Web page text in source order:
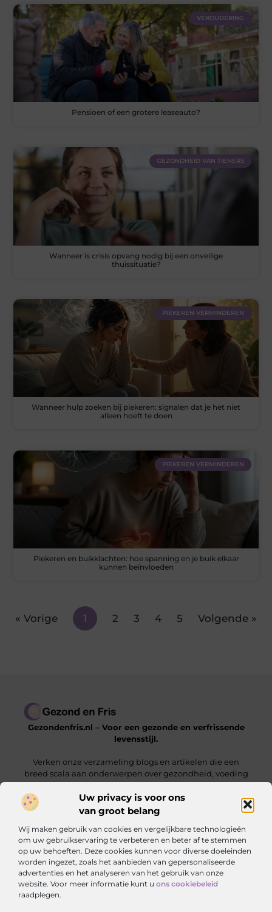
Uw privacy is voor ons
van groot belang
Wij maken gebruik van cookies en vergelijkbare technologieën
om uw gebruikservaring te verbeteren en beter af te stemmen
op uw behoeften. Deze cookies kunnen voor diverse doeleinden
worden ingezet, zoals het aanbieden van gepersonaliseerde
advertenties en het analyseren van het gebruik van onze
website. Voor meer informatie kunt u ons cookiebeleid
raadplegen.
VEROUDERING
Pensioen of een grotere leaseauto?
GEZONDHEID VAN TIENERS
Wanneer is crisis opvang nodig bij een onveilige
thuissituatie?
PIEKEREN VERMINDEREN
Wanneer hulp zoeken bij piekeren: signalen dat je het niet
alleen hoeft te doen
PIEKEREN VERMINDEREN
Piekeren en buikklachten: hoe spanning en je buik elkaar
kunnen beïnvloeden
« Vorige 1 2 3 4 5 Volgende »
Gezondenfris.nl – Voor een gezonde en verfrissende
levensstijl.
Verken onze verzameling blogs en artikelen die een
breed scala aan onderwerpen over gezondheid, voeding
en welzijn behandelen.
Onze informatie
Bericht categorie